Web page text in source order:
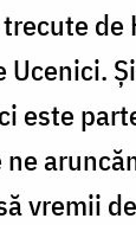
de
este
vremii